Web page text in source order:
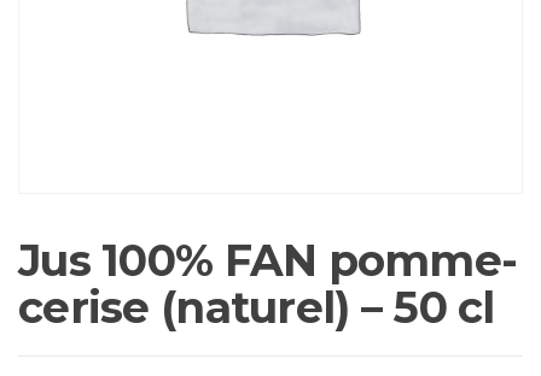
Jus 100% FAN pomme-
cerise (naturel) – 50 cl